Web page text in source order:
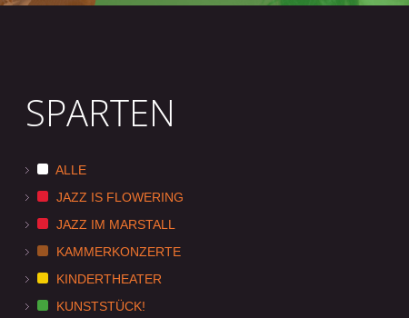
SPARTEN
ALLE
JAZZ IS FLOWERING
JAZZ IM MARSTALL
KAMMERKONZERTE
KINDERTHEATER
KUNSTSTÜCK!